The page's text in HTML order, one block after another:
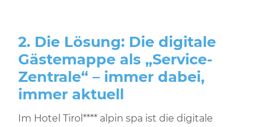
2. Die Lösung: Die digitale
Gästemappe als „Service-
Zentrale“ – immer dabei,
immer aktuell
Im Hotel Tirol**** alpin spa ist die digitale